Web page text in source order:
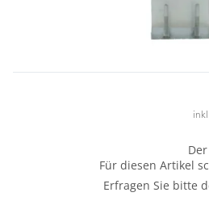
Für diesen Artikel
Erfragen Sie bitte